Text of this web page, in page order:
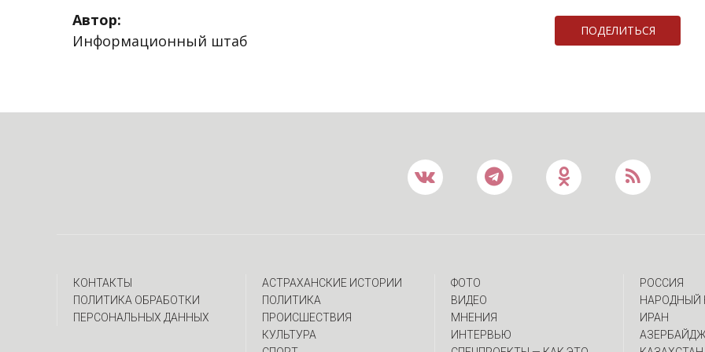
Автор:
Информационный штаб
ПОДЕЛИТЬСЯ
КОНТАКТЫ
ПОЛИТИКА ОБРАБОТКИ
ПЕРСОНАЛЬНЫХ ДАННЫХ
АСТРАХАНСКИЕ ИСТОРИИ
ПОЛИТИКА
ПРОИСШЕСТВИЯ
КУЛЬТУРА
ФОТО
ВИДЕО
МНЕНИЯ
ИНТЕРВЬЮ
РОССИЯ
НАРОДНЫЙ
ИРАН